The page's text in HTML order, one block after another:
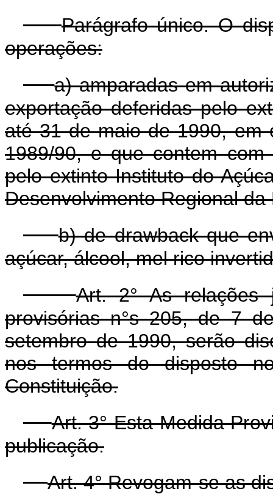
Parágrafo único. O
operações:
a) amparadas em
exportação deferidas pelo
até 31 de maio de 1990, em
1989/90, e que contem com
pelo extinto Instituto do
Desenvolvimento Regional
b) de drawback que
açúcar, álcool, mel rico
Art. 2° As relações
provisórias n°s 205, de 7
setembro de 1990, serão
nos termos do disposto
Constituição.
Art. 3° Esta Medida
publicação.
Art. 4° Revogam-se as